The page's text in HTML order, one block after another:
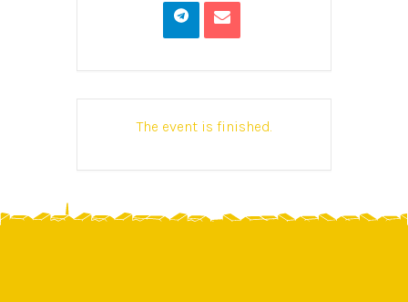
The event is finished.